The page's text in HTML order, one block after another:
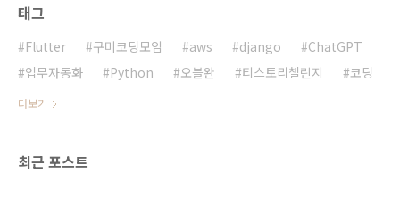
태그
Flutter 구미코딩모임 aws django
ChatGPT
업무자동화
Python 오블완 티스토리챌린지 코딩
더보기
최근 포스트